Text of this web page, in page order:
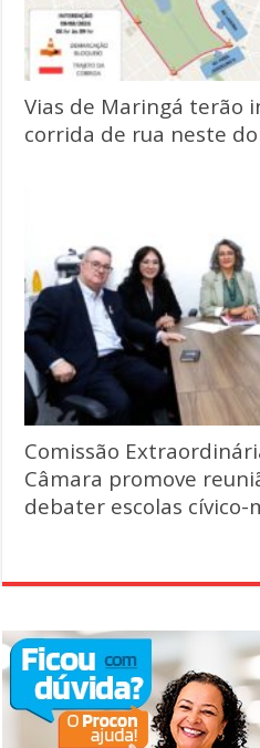
Vias de Maringá terão
corrida de rua neste
Comissão
Câmara promove
debater escolas